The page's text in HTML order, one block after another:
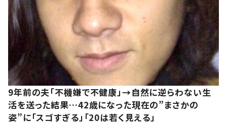
9年前の夫「不機嫌で不健康」→自然に逆らわない生
活を送った結果…42歳になった現在の”まさかの
姿”に「スゴすぎる」「20は若く見える」